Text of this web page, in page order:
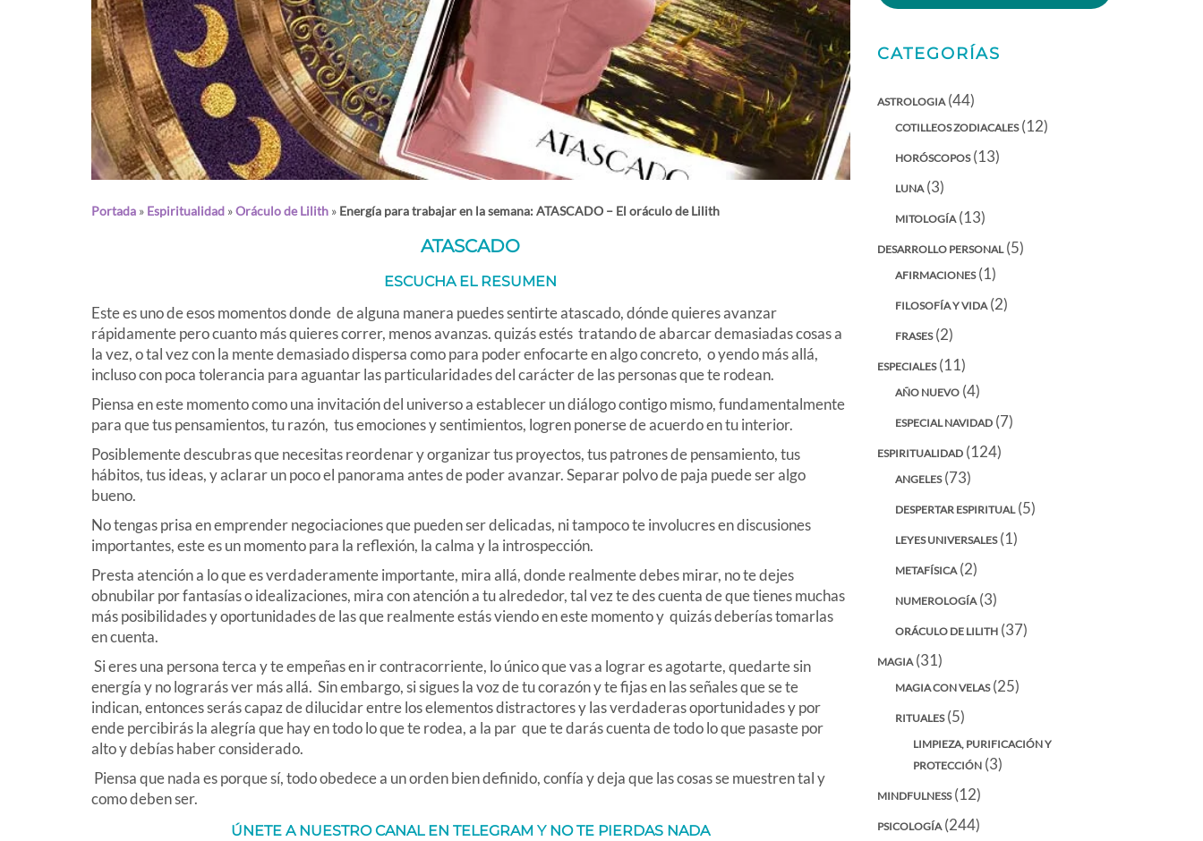
Portada » Espiritualidad »Oráculo de Lilith » Energía para trabajar en la semana: ATASCADO – El oráculo de Lilith
ATASCADO
ESCUCHA EL RESUMEN
Este es uno de esos momentos donde de alguna manera puedes sentirte atascado, dónde quieres avanzar
rápidamente pero cuanto más quieres correr, menos avanzas. quizás estés tratando de abarcar demasiadas cosas a
la vez, o tal vez con la mente demasiado dispersa como para poder enfocarte en algo concreto, o yendo más allá,
incluso con poca tolerancia para aguantar las particularidades del carácter de las personas que te rodean.
Piensa en este momento como una invitación del universo a establecer un diálogo contigo mismo, fundamentalmente
para que tus pensamientos, tu razón, tus emociones y sentimientos, logren ponerse de acuerdo en tu interior.
Posiblemente descubras que necesitas reordenar y organizar tus proyectos, tus patrones de pensamiento, tus
hábitos, tus ideas, y aclarar un poco el panorama antes de poder avanzar. Separar polvo de paja puede ser algo
bueno.
No tengas prisa en emprender negociaciones que pueden ser delicadas, ni tampoco te involucres en discusiones
importantes, este es un momento para la reflexión, la calma y la introspección.
Presta atención a lo que es verdaderamente importante, mira allá, donde realmente debes mirar, no te dejes
obnubilar por fantasías o idealizaciones, mira con atención a tu alrededor, tal vez te des cuenta de que tienes muchas
más posibilidades y oportunidades de las que realmente estás viendo en este momento y quizás deberías tomarlas
en cuenta.
Si eres una persona terca y te empeñas en ir contracorriente, lo único que vas a lograr es agotarte, quedarte sin
energía y no lograrás ver más allá. Sin embargo, si sigues la voz de tu corazón y te fijas en las señales que se te
indican, entonces serás capaz de dilucidar entre los elementos distractores y las verdaderas oportunidades y por
ende percibirás la alegría que hay en todo lo que te rodea, a la par que te darás cuenta de todo lo que pasaste por
alto y debías haber considerado.
Piensa que nada es porque sí, todo obedece a un orden bien definido, confía y deja que las cosas se muestren tal y
como deben ser.
ÚNETE A NUESTRO CANAL EN TELEGRAM Y NO TE PIERDAS NADA
electrónico
CATEGORÍAS
ASTROLOGIA(44)
COTILLEOS ZODIACALES(12)
HORÓSCOPOS(13)
LUNA(3)
MITOLOGÍA(13)
DESARROLLO PERSONAL(5)
AFIRMACIONES(1)
FILOSOFÍA Y VIDA(2)
FRASES(2)
ESPECIALES(11)
AÑO NUEVO(4)
ESPECIAL NAVIDAD(7)
ESPIRITUALIDAD(124)
ANGELES(73)
DESPERTAR ESPIRITUAL(5)
LEYES UNIVERSALES(1)
METAFÍSICA(2)
NUMEROLOGÍA(3)
ORÁCULO DE LILITH(37)
MAGIA(31)
MAGIA CON VELAS(25)
RITUALES(5)
LIMPIEZA, PURIFICACIÓN Y
PROTECCIÓN(3)
MINDFULNESS(12)
PSICOLOGÍA(244)